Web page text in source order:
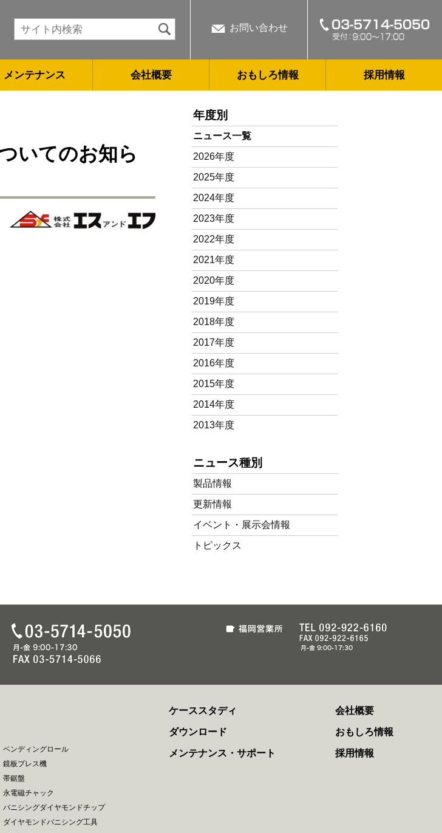
お問い合わせ
メンテナンス 会社概要 おもしろ情報 採用情報
いてのお知ら
年度別
ニュース一覧
2026年度
2025年度
2024年度
2023年度
2022年度
2021年度
2020年度
2019年度
2018年度
2017年度
2016年度
2015年度
2014年度
2013年度
ニュース種別
製品情報
更新情報
イベント・展示会情報
トピックス
ベンディングロール
鏡板プレス機
帯鋸盤
永電磁チャック
バニシングダイヤモンドチップ
ダイヤモンドバニシング工具
ケーススタディ
ダウンロード
メンテナンス・サポート
会社概要
おもしろ情報
採用情報